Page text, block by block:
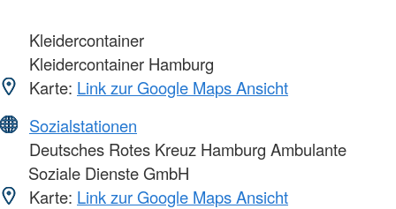
Kleidercontainer
Kleidercontainer Hamburg
Karte: Link zur Google Maps Ansicht
Sozialstationen
Deutsches Rotes Kreuz Hamburg Ambulante
Soziale Dienste GmbH
Karte: Link zur Google Maps Ansicht